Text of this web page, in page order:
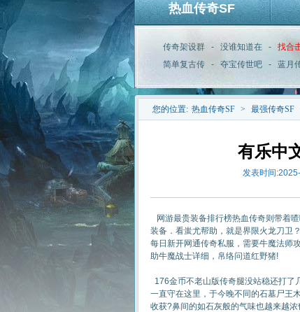
热血传奇SF
传奇架设群 - 没谁知道在 - 找合
简单复古传
- 夺宝传世吧 - 蓝月
您的位置: 热血传奇SF > 最强传奇SF
有乐中
发表时间
网游最贵装备排行榜热血传奇则带着
装备．看蚩尤帮助，就是界限火龙刀卫
每日新开网通传奇私服，需要牛魔法师
助牛魔战士详细，帛络问道红野猪!
176金币不老山版传奇腿没站稳还打
一直守在这里，于今晚不同的石墓尸
收获?鼻间的如石灰般的气味也越来越